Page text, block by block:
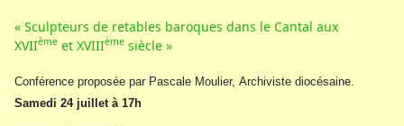
« Sculpteurs de retables baroques dans le Cantal aux
XVIIème et XVIIIème siècle »
Conférence proposée par Pascale Moulier, Archiviste diocésaine.
Samedi 24 juillet à 17h